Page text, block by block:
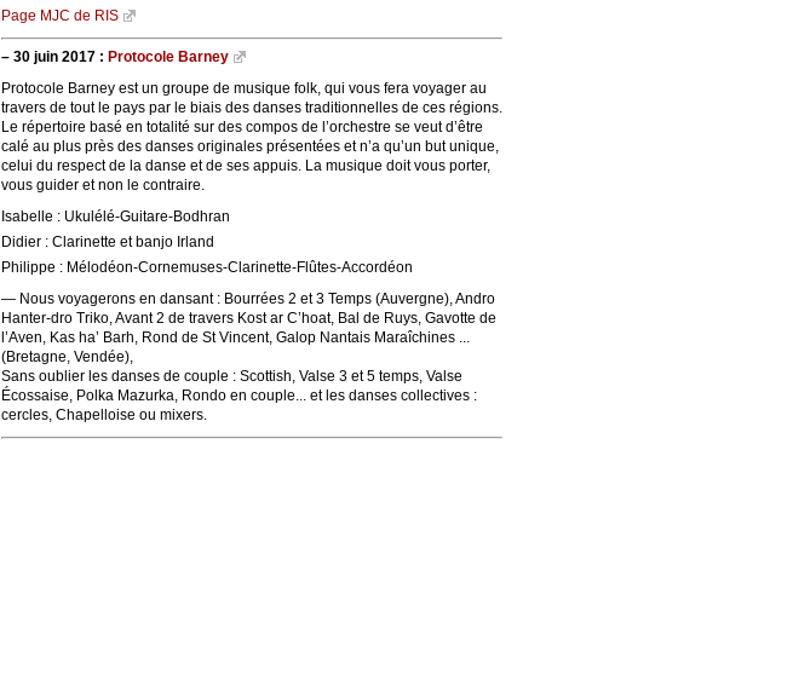
Page MJC de RIS
– 30 juin 2017 : Protocole Barney
Protocole Barney est un groupe de musique folk, qui vous fera voyager au
travers de tout le pays par le biais des danses traditionnelles de ces régions.
Le répertoire basé en totalité sur des compos de l’orchestre se veut d’être
calé au plus près des danses originales présentées et n’a qu’un but unique,
celui du respect de la danse et de ses appuis. La musique doit vous porter,
vous guider et non le contraire.
Isabelle : Ukulélé-Guitare-Bodhran
Didier : Clarinette et banjo Irland
Philippe : Mélodéon-Cornemuses-Clarinette-Flûtes-Accordéon
— Nous voyagerons en dansant : Bourrées 2 et 3 Temps (Auvergne), Andro
Hanter-dro Triko, Avant 2 de travers Kost ar C’hoat, Bal de Ruys, Gavotte de
l’Aven, Kas ha’ Barh, Rond de St Vincent, Galop Nantais Maraîchines ...
(Bretagne, Vendée),
Sans oublier les danses de couple : Scottish, Valse 3 et 5 temps, Valse
Écossaise, Polka Mazurka, Rondo en couple... et les danses collectives :
cercles, Chapelloise ou mixers.